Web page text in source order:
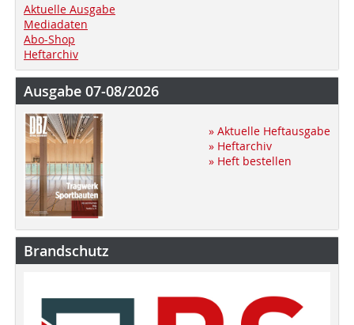
Aktuelle Ausgabe
Mediadaten
Abo-Shop
Heftarchiv
Ausgabe 07-08/2026
» Aktuelle Heftausgabe
» Heftarchiv
» Heft bestellen
Brandschutz